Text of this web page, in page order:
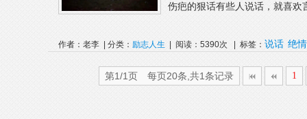
伤疤的狠话有些人说话，就喜
作者：老李 | 分类： 励志人生 | 阅读：5390次 | 标签： 说话 绝情
第1/1页 每页20条,共1条记录 1